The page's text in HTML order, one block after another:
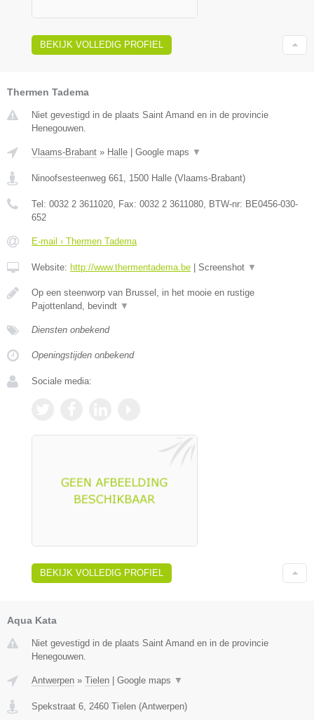
BEKIJK VOLLEDIG PROFIEL
Thermen Tadema
Niet gevestigd in de plaats Saint Amand en in de provincie
Henegouwen.
Vlaams-Brabant » Halle Google maps ▼
Ninoofsesteenweg 661, 1500 Halle (Vlaams-Brabant)
Tel: 0032 2 3611020, Fax: 0032 2 3611080, BTW-nr: BE0456-030-
652
E-mail › Thermen Tadema
Website: http://www.thermentadema.be Screenshot ▼
Op een steenworp van Brussel, in het mooie en rustige
Pajottenland, bevindt ▼
Diensten onbekend
Openingstijden onbekend
Sociale media:
BEKIJK VOLLEDIG PROFIEL
Aqua Kata
Niet gevestigd in de plaats Saint Amand en in de provincie
Henegouwen.
Antwerpen » Tielen | Google maps ▼
Spekstraat 6 2460 Tielen (Antwerpen)